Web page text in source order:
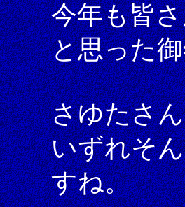
今年も皆
と思った
さゆたさ
いずれそ
すね。